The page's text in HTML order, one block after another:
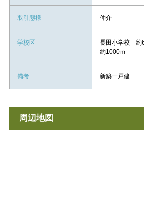
取引態様 仲介
学校区
長田小学校
約1000ｍ
備考 新築一戸建
周辺地図